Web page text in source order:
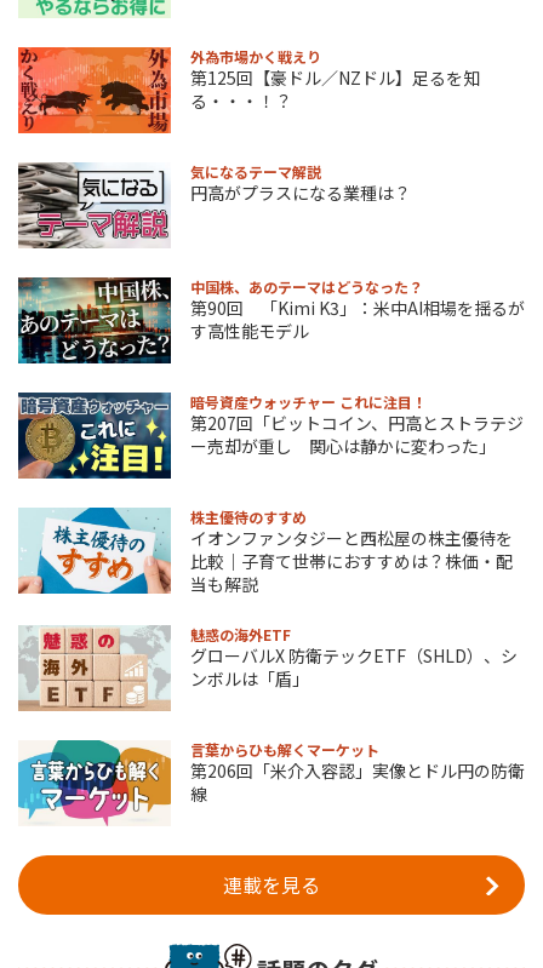
外為市場かく戦えり
第125回【豪ドル／NZドル】足るを知
る・・・！？
気になるテーマ解説
円高がプラスになる業種は？
中国株、あのテーマはどうなった？
第90回 「Kimi K3」：米中AI相場を揺るが
す高性能モデル
暗号資産ウォッチャー これに注目！
第207回「ビットコイン、円高とストラテジ
ー売却が重し 関心は静かに変わった」
株主優待のすすめ
イオンファンタジーと西松屋の株主優待を
比較｜子育て世帯におすすめは？株価・配
当も解説
魅惑の海外ETF
グローバルX 防衛テックETF（SHLD）、シ
ンボルは「盾」
言葉からひも解くマーケット
第206回「米介入容認」実像とドル円の防衛
線
連載を見る